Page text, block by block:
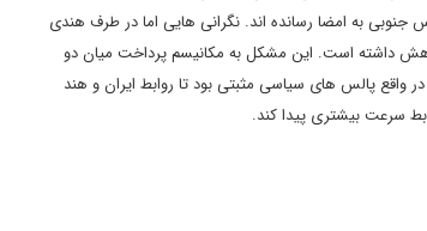
ملی نفت چین از شرکت هایی هستند که در حال حاضر در توافقنامه ای برای فاز 11 پارس جنوبی به امضا رسانده اند. نگرانی هایی اما در طرف هندی
صادرات هند به ایران از 4,9 میلیارد دلار در سال 2014 به 2,379 میلیارد دلار در سال 2017 کاهش داشته است. این مشکل به مکانیسم پرداخت میان دو
واقع پالس های سیاسی مثبتی بود تا روابط ایران و هند
سرعت بیشتری پیدا کند.